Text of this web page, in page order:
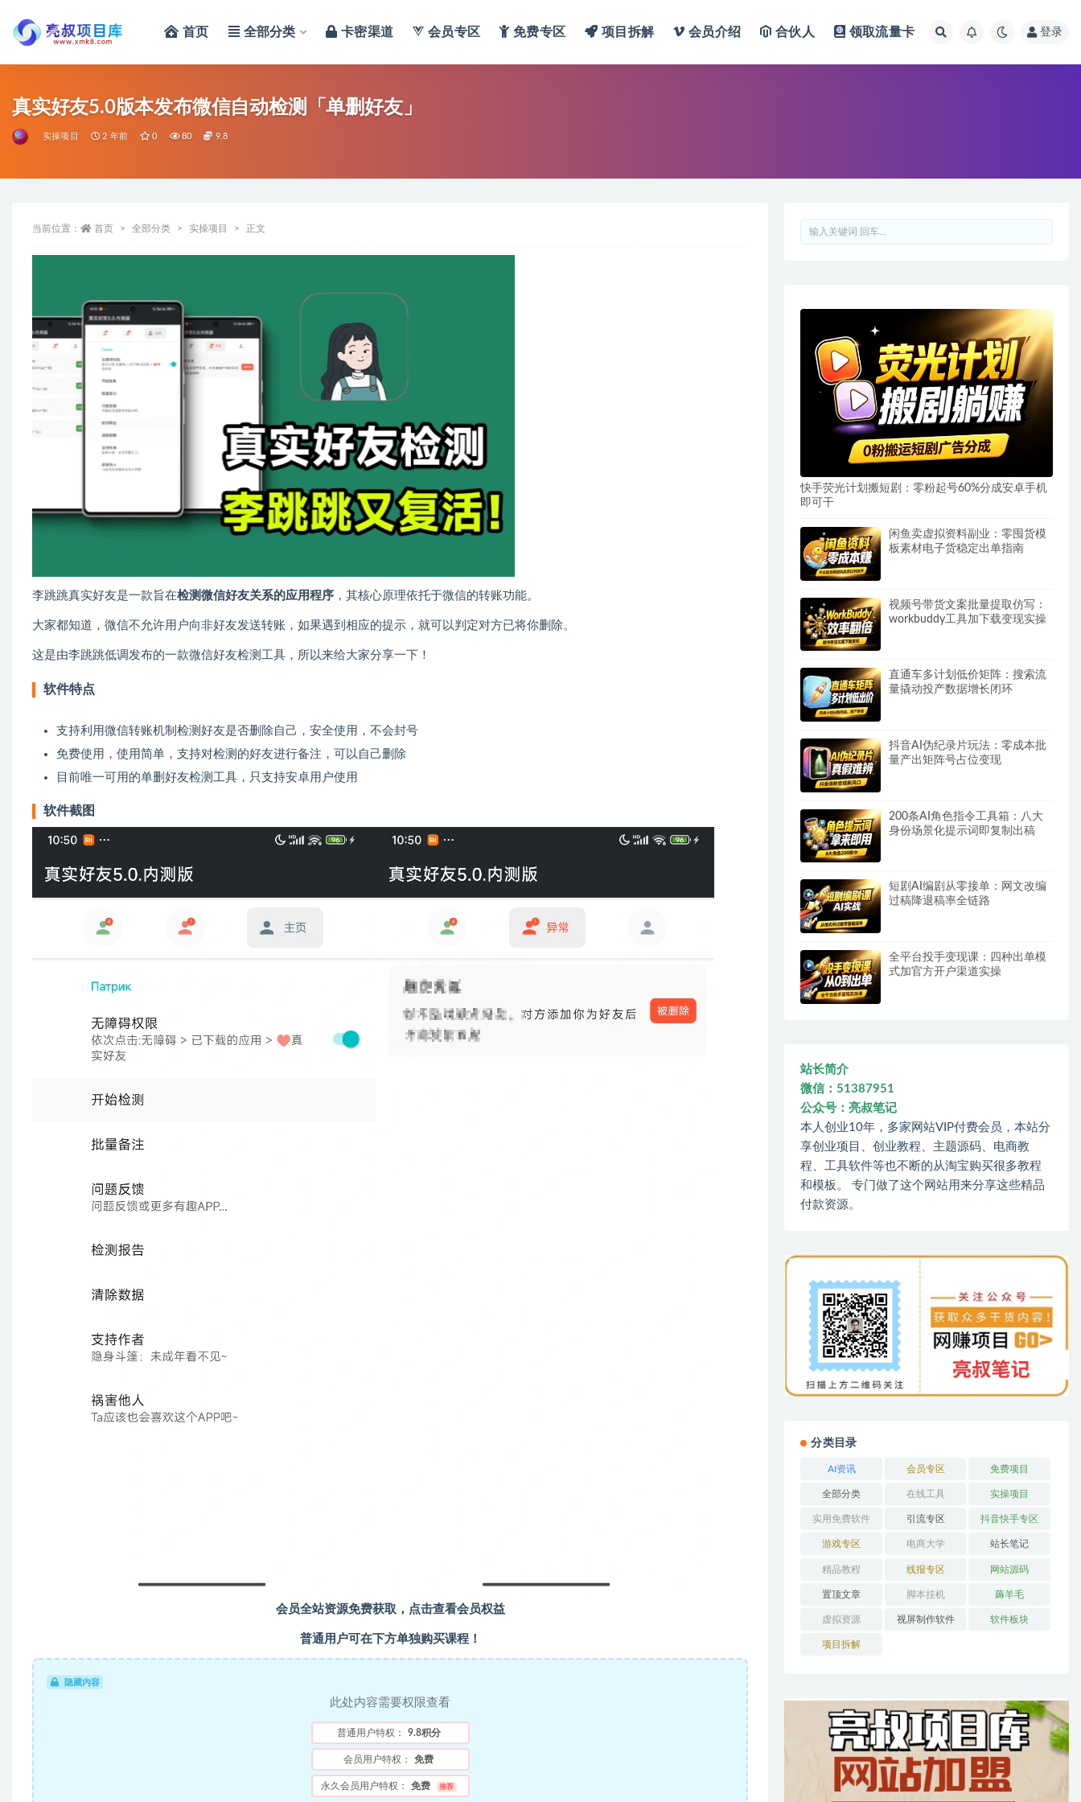
首页 全部分类 卡密渠道 会员专区 免费专区 项目拆解 会员介绍 合伙人 领取流量卡 登录
真实好友5.0版本发布微信自动检测「单删好友」
实操项目 2 年前 0 80 9.8
当前位置： 首页 全部分类 实操项目 正文
李跳跳真实好友是一款旨在检测微信好友关系的应用程序 ，其核心原理依托于微信的转账功能。
大家都知道，微信不允许用户向非好友发送转账，如果遇到相应的提示，就可以判定对方已将你删除。
这是由李跳跳低调发布的一款微信好友检测工具，所以来给大家分享一下！
软件特点
支持利用微信转账机制检测好友是否删除自己，安全使用，不会封号
免费使用，使用简单，支持对检测的好友进行备注，可以自己删除
目前唯一可用的单删好友检测工具，只支持安卓用户使用
软件截图
会员全站资源免费获取，点击查看会员权益
普通用户可在下方单独购买课程！
隐藏内容
此处内容需要权限查看
普通用户特权： 9.8积分
会员用户特权： 免费
永久会员用户特权： 免费 推荐
快手荧光计划搬短剧：零粉起号60%分成安卓手机
即可干
闲鱼卖虚拟资料副业：零囤货模
板素材电子货稳定出单指南
视频号带货文案批量提取仿写：
workbuddy工具加下载变现实操
直通车多计划低价矩阵：搜索流
量撬动投产数据增长闭环
抖音AI伪纪录片玩法：零成本批
量产出矩阵号占位变现
200条AI角色指令工具箱：八大
身份场景化提示词即复制出稿
短剧AI编剧从零接单：网文改编
过稿降退稿率全链路
全平台投手变现课：四种出单模
式加官方开户渠道实操
站长简介
微信：51387951
公众号：亮叔笔记
本人创业10年，多家网站VIP付费会员，本站分
享创业项目、创业教程、主题源码、电商教
程、工具软件等也不断的从淘宝购买很多教程
和模板。 专门做了这个网站用来分享这些精品
付款资源。
分类目录
AI资讯 会员专区 免费项目
全部分类 在线工具 实操项目
实用免费软件 引流专区 抖音快手专区
游戏专区 电商大学 站长笔记
精品教程 线报专区 网站源码
置顶文章 脚本挂机 薅羊毛
虚拟资源 视屏制作软件 软件板块
项目拆解